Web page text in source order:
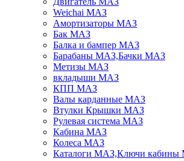
Weichai МАЗ
Амортизаторы МАЗ
Бак МАЗ
Балка и бампер МАЗ
Барабаны МАЗ,Бачки МАЗ
Метизы МАЗ
вкладыши МАЗ
КПП МАЗ
Валы карданные МАЗ
Втулки Крышки МАЗ
Рулевая система МАЗ
Кабина МАЗ
Колеса МАЗ
Каталоги МАЗ,Ключи